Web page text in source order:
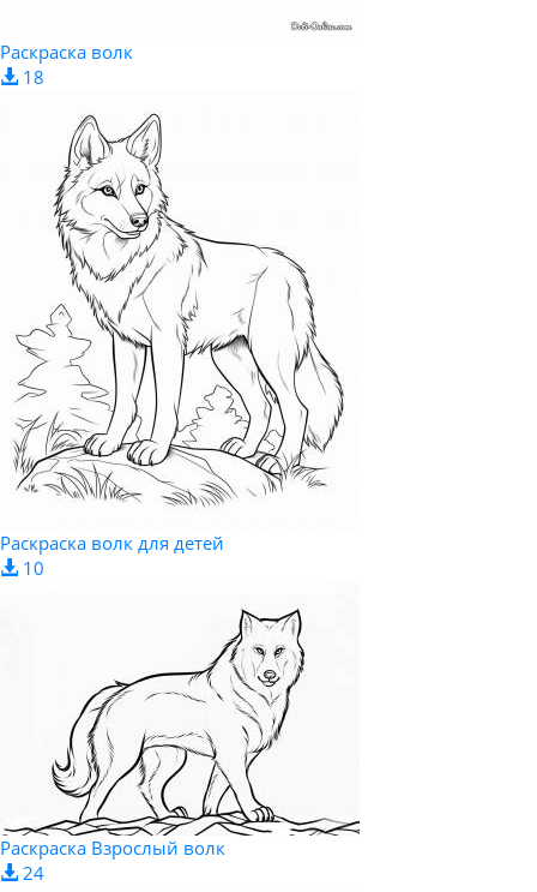
Раскраска волк
18
Раскраска волк для детей
10
Раскраска Взрослый волк
24